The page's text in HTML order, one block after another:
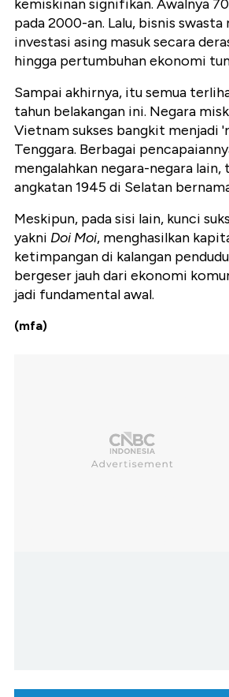
kemiskinan signifikan. Awalnya
pada 2000-an. Lalu, bisnis
investasi asing masuk secara
hingga pertumbuhan ekonomi
Sampai akhirnya, itu semua
tahun belakangan ini. Negara
Vietnam sukses bangkit menjadi
Tenggara. Berbagai
mengalahkan negara-negara lain,
angkatan 1945 di Selatan
Meskipun, pada sisi lain, kunci
yakni Doi Moi, menghasilkan
ketimpangan di kalangan
bergeser jauh dari ekonomi
jadi fundamental awal.
(mfa)